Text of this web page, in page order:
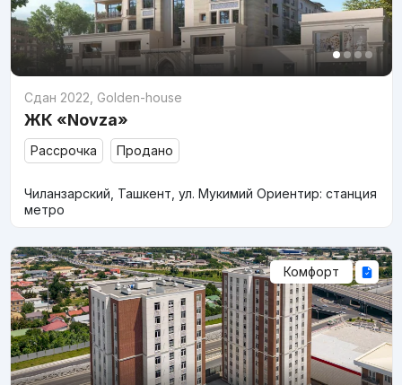
Сдан 2022 Golden-house
ЖК «Novza»
Рассрочка Продано
Чиланзарский, Ташкент, ул. Мукимий Ориентир: станция
метро
Комфорт